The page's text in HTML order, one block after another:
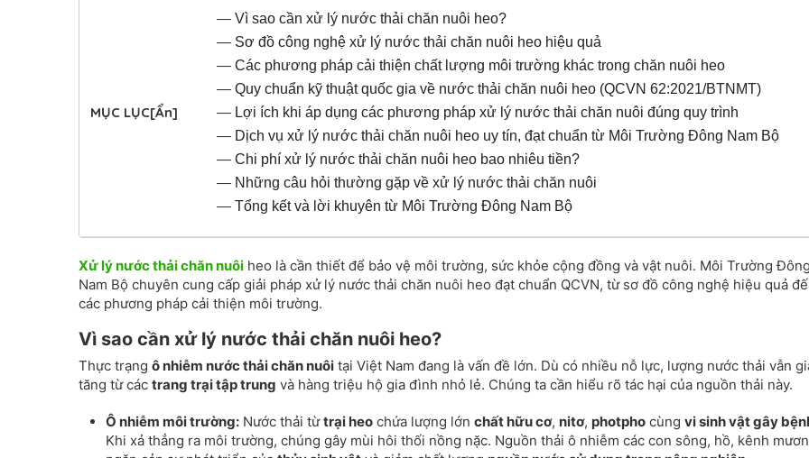
MỤC LỤC[Ẩn]
— Vì sao cần xử lý nước thải chăn nuôi heo?
— Sơ đồ công nghệ xử lý nước thải chăn nuôi heo hiệu quả
— Các phương pháp cải thiện chất lượng môi trường khác trong chăn nuôi heo
— Quy chuẩn kỹ thuật quốc gia về nước thải chăn nuôi heo (QCVN 62:2021/BTNMT)
— Lợi ích khi áp dụng các phương pháp xử lý nước thải chăn nuôi đúng quy trình
— Dịch vụ xử lý nước thải chăn nuôi heo uy tín, đạt chuẩn từ Môi Trường Đông Nam Bộ
— Chi phí xử lý nước thải chăn nuôi heo bao nhiêu tiền?
— Những câu hỏi thường gặp về xử lý nước thải chăn nuôi
— Tổng kết và lời khuyên từ Môi Trường Đông Nam Bộ
Xử lý nước thải chăn nuôi heo là cần thiết để bảo vệ môi trường, sức khỏe cộng đồng và vật nuôi. Môi Trường Đông
Nam Bộ chuyên cung cấp giải pháp xử lý nước thải chăn nuôi heo đạt chuẩn QCVN, từ sơ đồ công nghệ hiệu quả
các phương pháp cải thiện môi trường.
Vì sao cần xử lý nước thải chăn nuôi heo?
Thực trạng ô nhiễm nước thải chăn nuôi tại Việt Nam đang là vấn đề lớn. Dù có nhiều nỗ lực, lượng nước thải vẫn
tăng từ các trang trại tập trung và hàng triệu hộ gia đình nhỏ lẻ. Chúng ta cần hiểu rõ tác hại của nguồn thải này.
Ô nhiễm môi trường: Nước thải từtrại heo chứa lượng lớn chất hữu cơ, nitơ, photpho cùng vi sinh vật gây
Khi xả thẳng ra môi trường, chúng gây mùi hôi thối nồng nặc. Nguồn thải ô nhiễm các con sông, hồ, kênh